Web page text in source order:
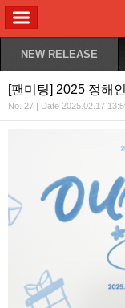
NEW RELEASE
[팬미팅] 2025 정해
No. 27 | Date 2025.02.17